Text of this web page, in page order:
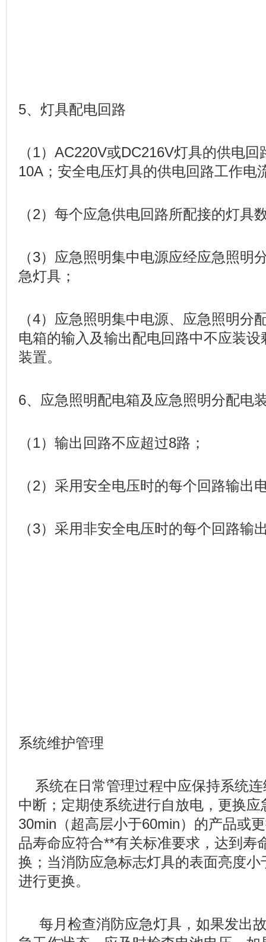
5、灯具配电回路
（1）AC220V或DC216V灯具的供电
10A；安全电压灯具的供电回路工作电
（2）每个应急供电回路所配接的灯具
（3）应急照明集中电源应经应急照明
急灯具；
（4）应急照明集中电源、应急照明分
电箱的输入及输出配电回路中不应装
装置。
6、应急照明配电箱及应急照明分配电
（1）输出回路不应超过8路；
（2）采用安全电压时的每个回路输出
（3）采用非安全电压时的每个回路输
系统维护管理
系统在日常管理过程中应保持系统连
中断；定期使系统进行自放电，更换应
30min（超高层小于60min）的产品或
品寿命应符合**有关标准要求，达到寿
换；当消防应急标志灯具的表面亮度小
进行更换。
每月检查消防应急灯具，如果发出